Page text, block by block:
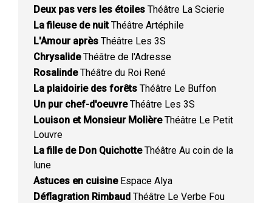
Deux pas vers les étoiles Théâtre La Scierie
La fileuse de nuitThéâtre Artéphile
L'Amour après Théâtre Les 3S
ChrysalideThéâtre de l'Adresse
RosalindeThéâtre du Roi René
La plaidoirie des forêts Théâtre Le Buffon
Un pur chef-d'oeuvreThéâtre Les 3S
Louison et Monsieur MolièreThéâtre Le Petit
Louvre
La fille de Don QuichotteThéâtre Au coin de la
lune
Astuces en cuisineEspace Alya
Déflagration Rimbaud Théâtre Le Verbe Fou